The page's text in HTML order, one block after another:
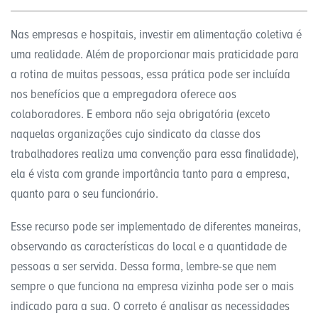
Nas empresas e hospitais, investir em alimentação coletiva é
uma realidade. Além de proporcionar mais praticidade para
a rotina de muitas pessoas, essa prática pode ser incluída
nos benefícios que a empregadora oferece aos
colaboradores. E embora não seja obrigatória (exceto
naquelas organizações cujo sindicato da classe dos
trabalhadores realiza uma convenção para essa finalidade),
ela é vista com grande importância tanto para a empresa,
quanto para o seu funcionário.
Esse recurso pode ser implementado de diferentes maneiras,
observando as características do local e a quantidade de
pessoas a ser servida. Dessa forma, lembre-se que nem
sempre o que funciona na empresa vizinha pode ser o mais
indicado para a sua. O correto é analisar as necessidades